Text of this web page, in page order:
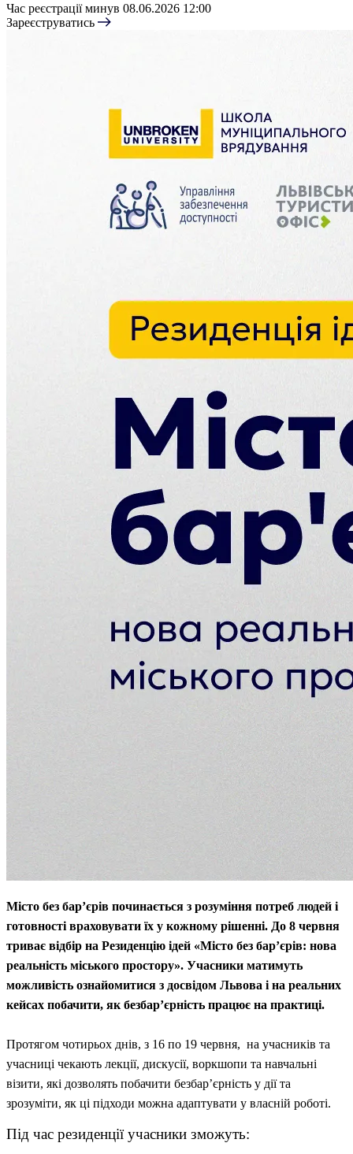
Час реєстрації минув 08.06.2026 12:00
Зареєструватись
Місто без бар’єрів починається з розуміння потреб людей і
готовності враховувати їх у кожному рішенні. До 8 червня
триває відбір на Резиденцію ідей «Місто без бар’єрів: нова
реальність міського простору». Учасники матимуть
можливість ознайомитися з досвідом Львова і на реальних
кейсах побачити, як безбар’єрність працює на практиці.
Протягом чотирьох днів, з 16 по 19 червня, на учасників та
учасниці чекають лекції, дискусії, воркшопи та навчальні
візити, які дозволять побачити безбар’єрність у дії та
зрозуміти, як ці підходи можна адаптувати у власній роботі.
Під час резиденції учасники зможуть: